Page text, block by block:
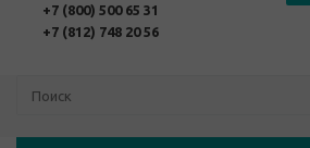
+7 (800) 500 65 31
+7 (812) 748 20 56